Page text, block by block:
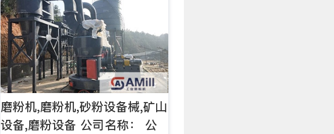
磨粉机,磨粉机,砂粉设备械,矿山
设备,磨粉设备 公司名称： 公